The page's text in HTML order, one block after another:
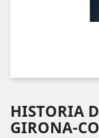
HISTORIA
GIRONA-